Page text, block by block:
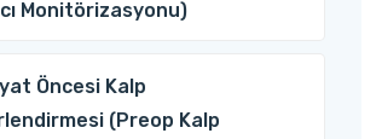
Monitörizasyonu)
Öncesi Kalp
(Preop Kalp